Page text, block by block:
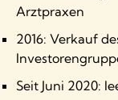
Arztpraxen
2016: Verkauf
Seit Juni 2020: